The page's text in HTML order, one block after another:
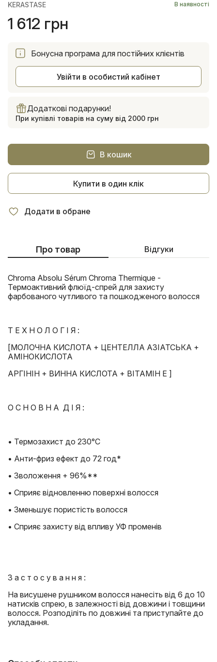
KERASTASE
В наявності
1 612 грн
Бонусна програма для постійних клієнтів
Увійти в особистий кабінет
Додаткові подарунки!
При купівлі товарів на суму від 2000 грн
В кошик
Купити в один клік
Додати в обране
Про товар Відгуки
Chroma Absolu Sérum Chroma Thermique -
Термоактивний флюїд-спрей для захисту
фарбованого чутливого та пошкодженого волосся
Т Е Х Н О Л О Г І Я :
[МОЛОЧНА КИСЛОТА + ЦЕНТЕЛЛА АЗІАТСЬКА +
АМІНОКИСЛОТА
АРГІНІН + ВИННА КИСЛОТА + ВІТАМІН Е ]
О С Н О В Н А Д І Я :
• Термозахист до 230°C
• Анти-фриз ефект до 72 год*
• Зволоження + 96%**
• Сприяє відновленню поверхні волосся
• Зменьшує пористість волосся
• Сприяє захисту від впливу УФ променів
З а с т о с у в а н н я :
На висушене рушником волосся нанесіть від 6 до 10
натисків спрею, в залежності від довжини і товщини
волосся. Розподіліть по довжині та приступайте до
укладання.